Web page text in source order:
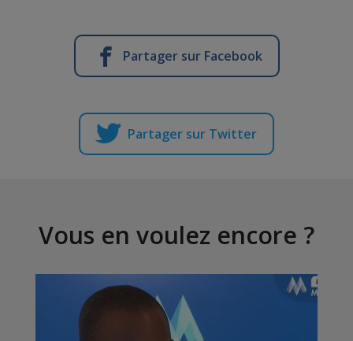
Partager sur Facebook
Partager sur Twitter
Vous en voulez encore ?